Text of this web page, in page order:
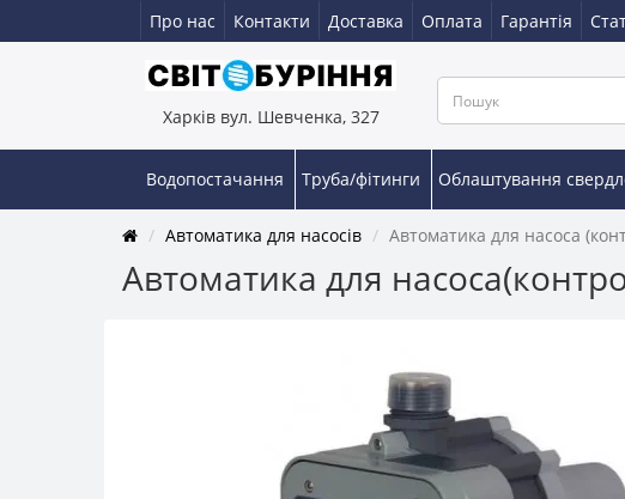
Про нас Контакти Доставка Оплата Гарантія
Харків вул. Шевченка, 327
Водопостачання Труба/фітинги Облаштування
Автоматика для насосів Автоматика для насоса
Автоматика для